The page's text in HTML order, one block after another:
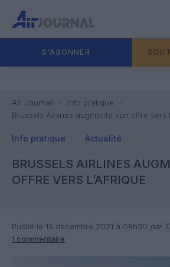
S'ABONNER
Air Journal
Info pratique
Brussels Airlines augmente son offre vers
Info pratique Actualité
BRUSSELS AIRLINES
OFFRE VERS L’AFRIQUE
Publié le 15 décembre 2021 à 08h30 par
1 commentaire